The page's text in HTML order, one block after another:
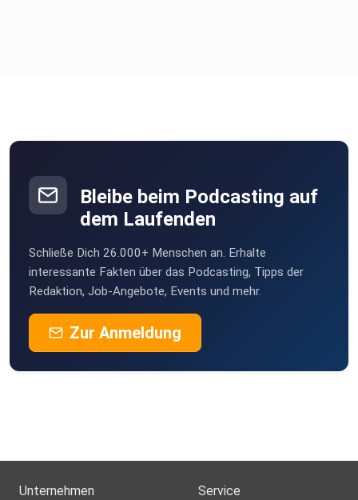
Bleibe beim Podcasting auf
dem Laufenden
Schließe Dich 26.000+ Menschen an. Erhalte
interessante Fakten über das Podcasting, Tipps der
Redaktion, Job-Angebote, Events und mehr.
Zur Anmeldung
Unternehmen Service